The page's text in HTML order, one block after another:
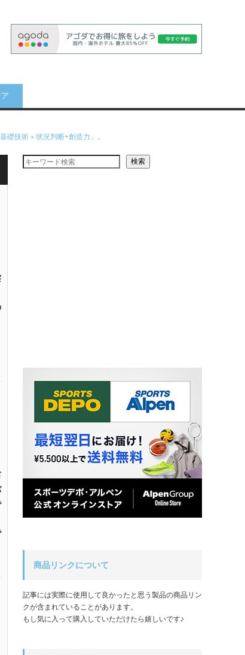
礎技術＋状況判断+創造力」。
検索
商品リンクについて
記事には実際に使用して良かったと思う製品の商品リン
クが含まれていることがあります。
もし気に入って購入していただけたら嬉しいです♪